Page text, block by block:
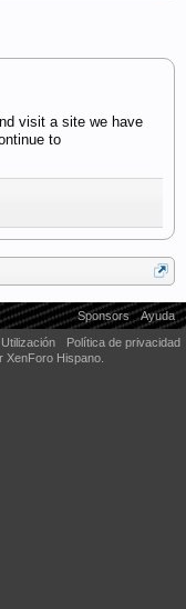
visit a site we have
to
Sponsors
Ayuda
Política de privacidad
XenForo Hispano.